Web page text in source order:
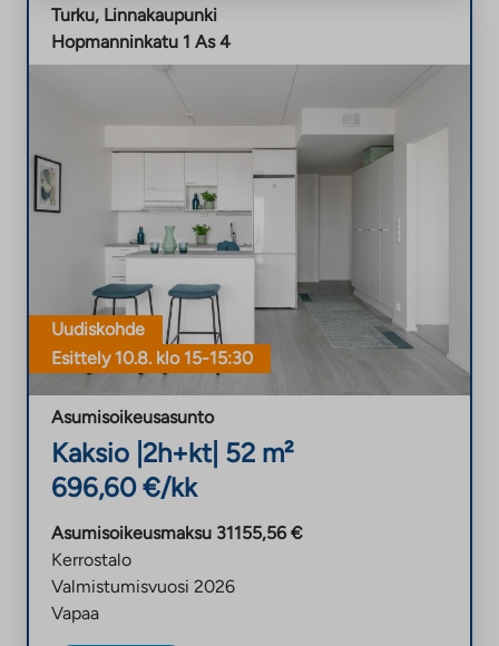
Turku, Linnakaupunki
Hopmanninkatu 1 As 4
Uudiskohde
Esittely 10.8. klo 15-15:30
Asumisoikeusasunto
Kaksio | 2h+kt| 52 m²
696,60 €/kk
Asumisoikeusmaksu 31155,56 €
Kerrostalo
Valmistumisvuosi 2026
Vapaa